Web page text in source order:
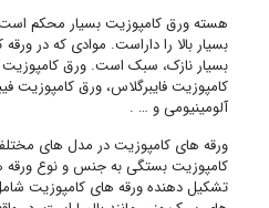
هسته ورق کامپوزیت بسیار محکم
بسیار بالا را داراست. موادی که در
بسیار نازک، سبک است. ورق کامپوزیت
کامپوزیت فایبرگلاس، ورق کامپوزیت
آلومینیومی و … .
ورقه های کامپوزیت در مدل های
کامپوزیت بستگی به جنس و نوع ورقه
تشکیل دهنده ورقه های کامپوزیت